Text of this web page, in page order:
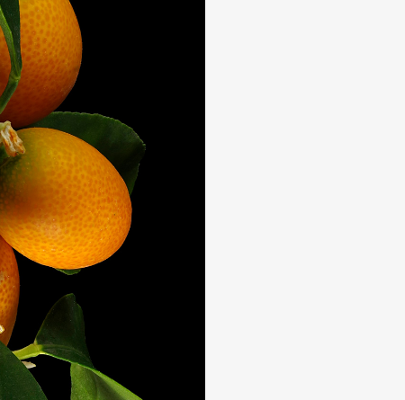
NON-GERMAN SPEAKERS PLEASE USE THE SEARCH BAR ON THE WELCOME PAGE.